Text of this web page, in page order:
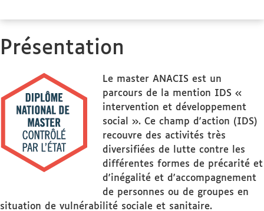
Présentation
Le master ANACIS est un
parcours de la mention IDS «
intervention et développement
social ». Ce champ d'action (IDS)
recouvre des activités très
diversifiées de lutte contre les
différentes formes de précarité et
d'inégalité et d'accompagnement
de personnes ou de groupes en
situation de vulnérabilité sociale et sanitaire.